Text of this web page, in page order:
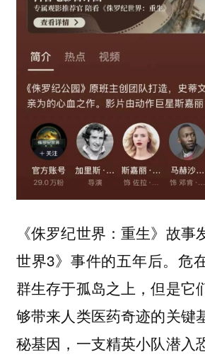
《侏罗纪世界：重生》故事
世界3》事件的五年后。危
群生存于孤岛之上，但是它
够带来人类医药奇迹的关键
秘基因，一支精英小队潜入